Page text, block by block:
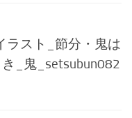
ラスト_節分・鬼は
_鬼_setsubun082